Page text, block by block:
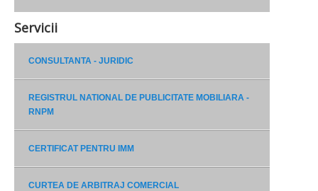
Servicii
CONSULTANTA - JURIDIC
REGISTRUL NATIONAL DE PUBLICITATE MOBILIARA -
RNPM
CERTIFICAT PENTRU IMM
CURTEA DE ARBITRAJ COMERCIAL